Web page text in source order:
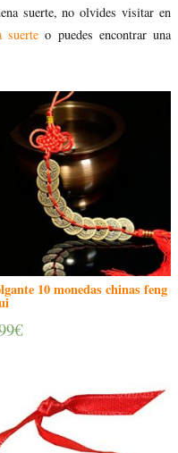
suerte, no olvides visitar en
suerte o puedes encontrar una
10 monedas chinas feng
€